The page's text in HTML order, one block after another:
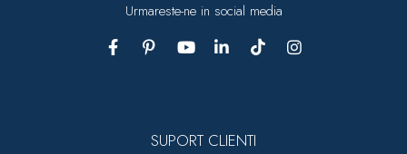
Urmareste-ne in social media
SUPORT CLIENTI